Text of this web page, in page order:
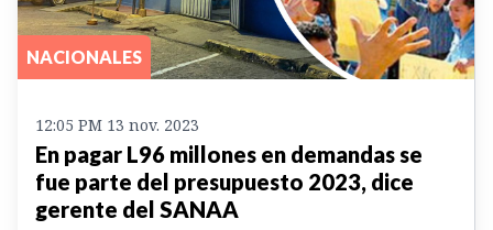
NACIONALES
12:05 PM 13 nov. 2023
En pagar L96 millones en demandas se
fue parte del presupuesto 2023, dice
gerente del SANAA